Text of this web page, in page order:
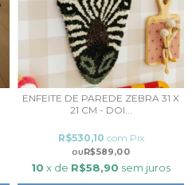
ENFEITE DE PAREDE ZEBRA 31 X
21 CM - DOI...
R$589,00
R$530,10 com Pix
10 x de R$58,90 sem juros